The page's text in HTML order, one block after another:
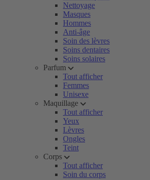
Nettoyage
Masques
Hommes
Anti-âge
Soin des lèvres
Soins dentaires
Soins solaires
Parfum
Tout afficher
Femmes
Unisexe
Maquillage
Tout afficher
Yeux
Lèvres
Ongles
Teint
Corps
Tout afficher
Soin du corps